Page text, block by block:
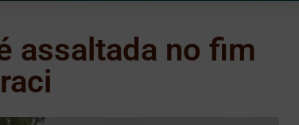
assaltada no fim